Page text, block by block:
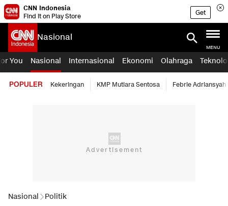
CNN Indonesia
Find it on Play Store
Get
Nasional
MENU
You Nasional Internasional Ekonomi Olahraga
POPULER Kekeringan KMP Mutiara Sentosa Febrie Adriansyah
Nasional Politik